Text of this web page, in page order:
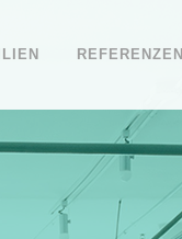
REFERENZEN